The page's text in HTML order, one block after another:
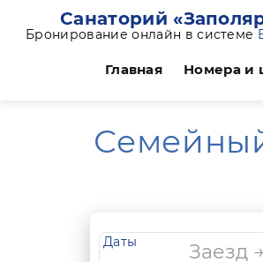
Санаторий
Бронирование онлайн в системе
Главная Номера и
Даты